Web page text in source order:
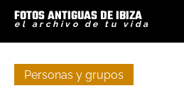
FOTOS ANTIGUAS DE IBIZA
el archivo de tu vida
Personas y grupos